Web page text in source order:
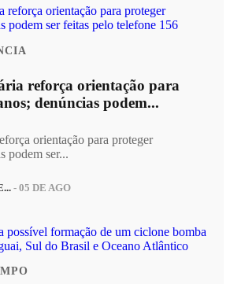
reforça orientação para
denúncias podem...
orientação para proteger
podem ser...
- 05 DE AGO